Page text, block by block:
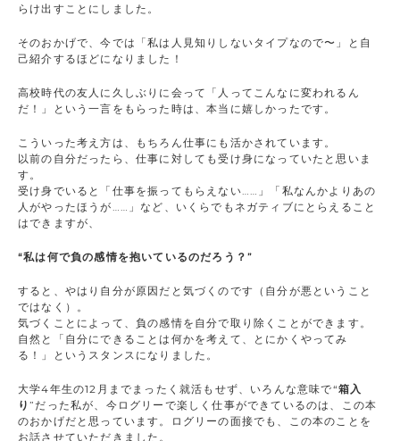
らけ出すことにしました。
そのおかげで、今では「私は人見知りしないタイプなので〜」と自
己紹介するほどになりました！
高校時代の友人に久しぶりに会って「人ってこんなに変われるん
だ！」という一言をもらった時は、本当に嬉しかったです。
こういった考え方は、もちろん仕事にも活かされています。
以前の自分だったら、仕事に対しても受け身になっていたと思いま
す。
受け身でいると「仕事を振ってもらえない……」「私なんかよりあの
人がやったほうが……」など、いくらでもネガティブにとらえること
はできますが、
“私は何で負の感情を抱いているのだろう？ ”
すると、やはり自分が原因だと気づくのです（自分が悪ということ
ではなく）。
気づくことによって、負の感情を自分で取り除くことができます。
自然と「自分にできることは何かを考えて、とにかくやってみ
る！」というスタンスになりました。
大学4年生の12月までまったく就活もせず、いろんな意味で“箱入
り”だった私が、今ログリーで楽しく仕事ができているのは、この本
のおかげだと思っています。ログリーの面接でも、この本のことを
お話させていただきました。